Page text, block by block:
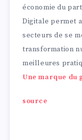
économie du
Digitale permet
secteurs de se
transformation
meilleures
Une marque du
source